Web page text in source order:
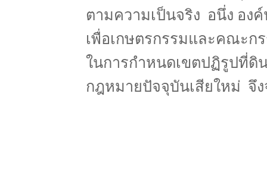
ตามความเป็นจริง อนึ่ง อง
เพื่อเกษตรกรรมและคณะก
ในการกำหนดเขตปฏิรูปที่ดิ
กฎหมายปัจจุบันเสียใหม่ จึ